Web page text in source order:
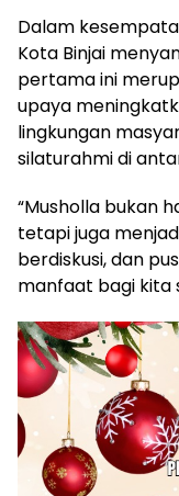
Dalam
Kota Binjai
pertama ini
upaya
lingkungan
silaturahmi di
“Musholla bukan
tetapi juga
berdiskusi, dan
manfaat bagi kita